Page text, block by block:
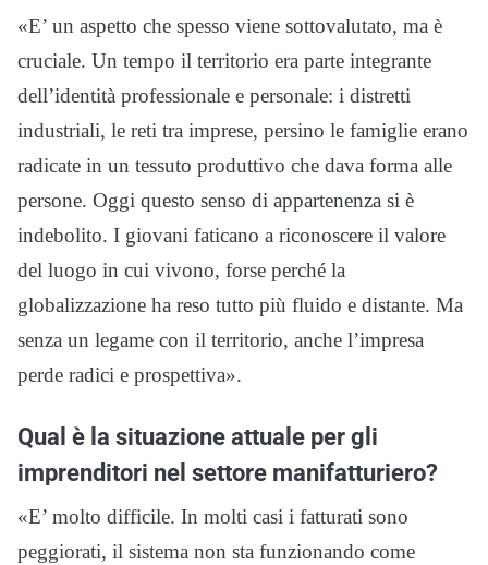
«E’ un aspetto che spesso viene sottovalutato, ma è
cruciale. Un tempo il territorio era parte integrante
dell’identità professionale e personale: i distretti
industriali, le reti tra imprese, persino le famiglie erano
radicate in un tessuto produttivo che dava forma alle
persone. Oggi questo senso di appartenenza si è
indebolito. I giovani faticano a riconoscere il valore
del luogo in cui vivono, forse perché la
globalizzazione ha reso tutto più fluido e distante. Ma
senza un legame con il territorio, anche l’impresa
perde radici e prospettiva».
Qual è la situazione attuale per gli
imprenditori nel settore manifatturiero?
«E’ molto difficile. In molti casi i fatturati sono
peggiorati, il sistema non sta funzionando come